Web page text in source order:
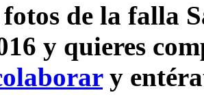
fotos de la falla
y quieres
y